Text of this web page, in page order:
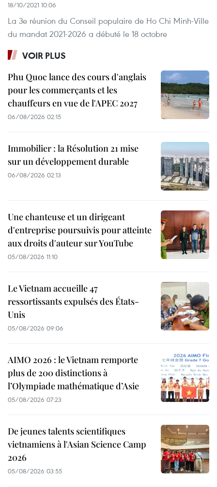
18/10/2021 10:06
La 3e réunion du Conseil populaire de Ho Chi Minh-Ville
du mandat 2021-2026 a débuté le 18 octobre
VOIR PLUS
Phu Quoc lance des cours d'anglais
pour les commerçants et les
chauffeurs en vue de l'APEC 2027
06/08/2026 02:15
Immobilier : la Résolution 21 mise
sur un développement durable
06/08/2026 02:13
Une chanteuse et un dirigeant
d'entreprise poursuivis pour atteinte
aux droits d'auteur sur YouTube
05/08/2026 11:10
Le Vietnam accueille 47
ressortissants expulsés des États-
Unis
05/08/2026 09:06
AIMO 2026 : le Vietnam remporte
plus de 200 distinctions à
l’Olympiade mathématique d’Asie
05/08/2026 07:23
De jeunes talents scientifiques
vietnamiens à l'Asian Science Camp
2026
05/08/2026 03:55